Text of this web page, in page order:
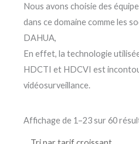
Nous avons choisie des
dans ce domaine comme les
DAHUA,
En effet, la technologie
HDCTI et HDCVI est
vidéosurveillance.
Affichage de 1–23 sur 60